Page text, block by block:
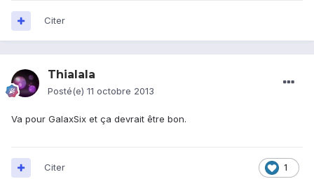
Citer
Thialala
Posté(e) 11 octobre 2013
Va pour GalaxSix et ça devrait être bon.
1
Citer